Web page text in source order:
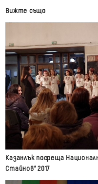
Вижте също
Казанлък посреща
Стайнов" 2017